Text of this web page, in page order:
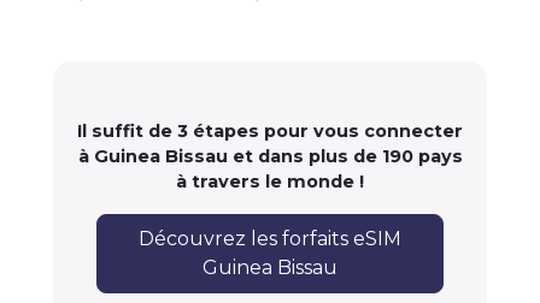
Il suffit de 3 étapes pour vous connecter
à Guinea Bissau et dans plus de 190 pays
à travers le monde !
Découvrez les forfaits eSIM
Guinea Bissau